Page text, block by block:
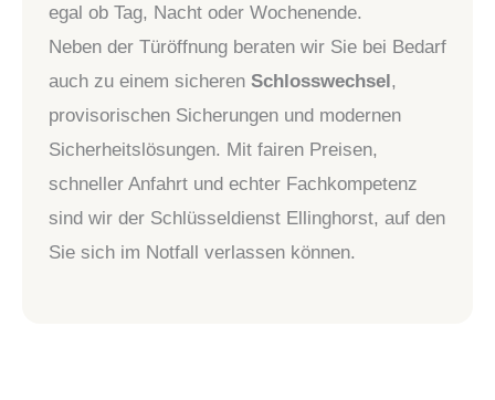
egal ob Tag, Nacht oder Wochenende.
Neben der Türöffnung beraten wir Sie bei Bedarf
auch zu einem sicheren Schlosswechsel,
provisorischen Sicherungen und modernen
Sicherheitslösungen. Mit fairen Preisen,
schneller Anfahrt und echter Fachkompetenz
sind wir der Schlüsseldienst Ellinghorst, auf den
Sie sich im Notfall verlassen können.